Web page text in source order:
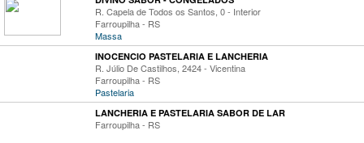
R. Capela de Todos os Santos, 0 - Interior
Farroupilha - RS
Massa
INOCENCIO PASTELARIA E LANCHERIA
R. Júlio De Castilhos, 2424 - Vicentina
Farroupilha - RS
Pastelaria
LANCHERIA E PASTELARIA SABOR DE LAR
Farroupilha - RS